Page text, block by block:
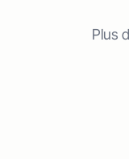
Plus